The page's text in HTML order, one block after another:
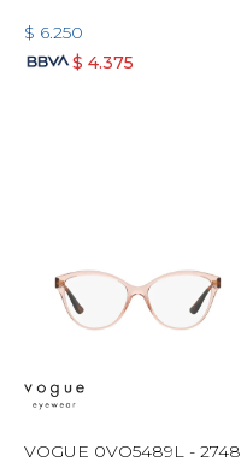
$ 6.250
$ 4.375
VOGUE 0VO5489L - 2748